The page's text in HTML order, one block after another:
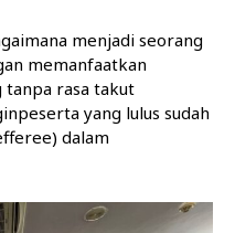
menjadi seorang
memanfaatkan
rasa takut
yang lulus sudah
dalam